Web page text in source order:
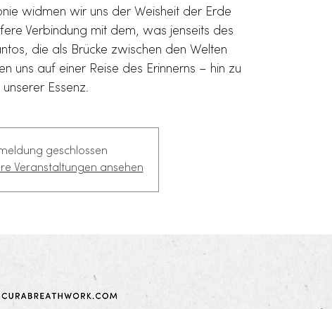
widmen wir uns der Weisheit der Erde
Verbindung mit dem, was jenseits des
die als Brücke zwischen den Welten
uns auf einer Reise des Erinnerns – hin zu
unserer Essenz.
geschlossen
Veranstaltungen ansehen